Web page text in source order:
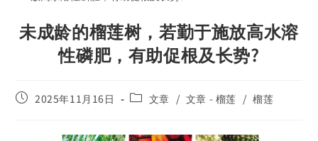
未成龄的榴莲树，若勤于施放高水溶
性磷肥，有助促根及长势?
2025年11月16日 文章 / 文章 - 榴莲 / 榴莲